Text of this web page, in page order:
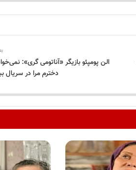
الن پومپئو بازیگر «آناتومی گری»:
دخترم مرا در سریال